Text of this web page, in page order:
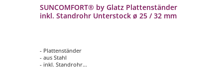
SUNCOMFORT® by Glatz Plattenständer
inkl. Standrohr Unterstock ø 25 / 32 mm
- Plattenständer
- aus Stahl
- inkl. Standrohr